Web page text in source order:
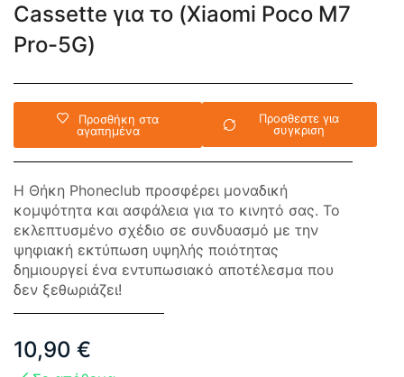
Cassette για το (Xiaomi Poco M7
Pro-5G)
Προσθήκη στα
αγαπημένα
Προσθεστε για
συγκριση
Η Θήκη Phoneclub προσφέρει μοναδική
κομψότητα και ασφάλεια για το κινητό σας. Το
εκλεπτυσμένο σχέδιο σε συνδυασμό με την
ψηφιακή εκτύπωση υψηλής ποιότητας
δημιουργεί ένα εντυπωσιακό αποτέλεσμα που
δεν ξεθωριάζει!
10,90 €